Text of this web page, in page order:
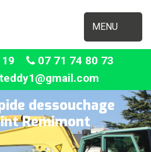
MENU
07 71 74 80 73
dessouchage
Remimont